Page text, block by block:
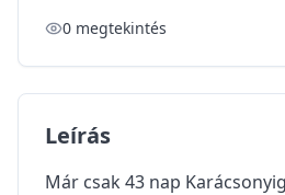
0 megtekintés
Leírás
Már csak 43 nap